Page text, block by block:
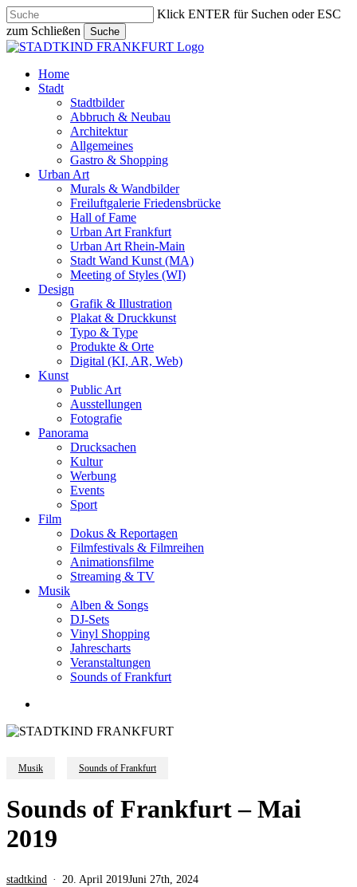
Skip
to
main
content
Klick ENTER für Suchen oder ESC
zum Schließen
Suche
Close
search
Menu
Home
Stadt
Stadtbilder
Abbruch & Neubau
Architektur
Allgemeines
Gastro & Shopping
Urban Art
Murals & Wandbilder
Freiluftgalerie Friedensbrücke
Hall of Fame
Urban Art Frankfurt
Urban Art Rhein-Main
Stadt Wand Kunst (MA)
Meeting of Styles (WI)
Design
Grafik & Illustration
Plakat & Druckkunst
Typo & Type
Produkte & Orte
Digital (KI, AR, Web)
Kunst
Public Art
Ausstellungen
Fotografie
Panorama
Drucksachen
Kultur
Werbung
Events
Sport
Film
Dokus & Reportagen
Filmfestivals & Filmreihen
Animationsfilme
Streaming & TV
Musik
Alben & Songs
DJ-Sets
Vinyl Shopping
Jahrescharts
Veranstaltungen
Sounds of Frankfurt
Musik Sounds of Frankfurt
Sounds of Frankfurt – Mai
2019
stadtkind 20. April 2019Juni 27th, 2024